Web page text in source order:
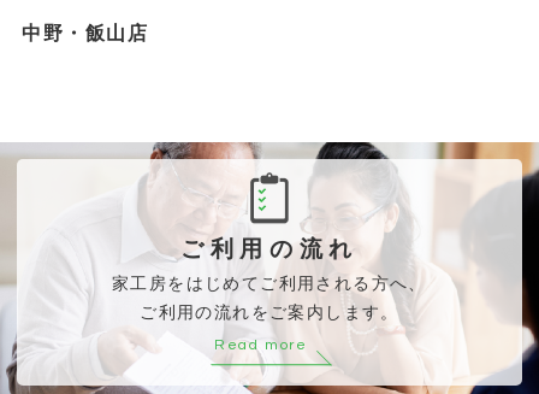
中野・飯山店
ご利用の流れ
家工房をはじめてご利用される方へ、
ご利用の流れをご案内します。
Read more